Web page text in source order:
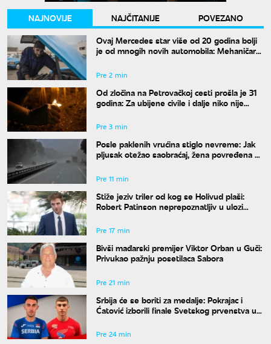
NAJNOVIJE NAJČITANIJE
POVEZANO
Ovaj Mercedes star više od 20 godina bolji
je od mnogih novih automobila: Mehaničar
Pre 2 min
Od zločina na Petrovačkoj cesti prošla je 31
godina: Za ubijene civile i dalje niko nije
Pre 3 min
Posle paklenih vrućina stiglo nevreme: Jak
pljusak otežao saobraćaj, žena povređena u
Pre 11 min
Stiže jeziv triler od kog se Holivud plaši:
Robert Patinson neprepoznatljiv u ulozi
Pre 17 min
Bivši mađarski premijer Viktor Orban u Guči:
Privukao pažnju posetilaca Sabora
Pre 21 min
Srbija će se boriti za medalje: Pokrajac i
Ćatović izborili finale Svetskog prvenstva u
Pre 24 min